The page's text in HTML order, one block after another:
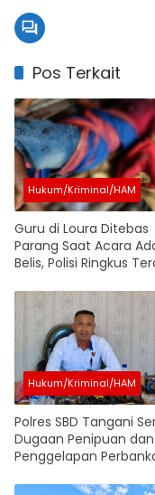
Pos Terkait
Hukum/Kriminal/HAM
Guru di Loura Ditebas
Parang Saat Acara
Belis, Polisi Ringkus
Hukum/Kriminal/HAM
Polres SBD Tangani
Dugaan Penipuan dan
Penggelapan
Alat Bukti